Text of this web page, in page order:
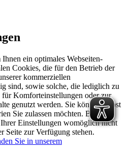
ein optimales Webseiten-
Cookies, die für den Betrieb der
kommerziellen
sind, sowie solche, die lediglich zu
Komforteinstellungen oder zur
genutzt werden. Sie können selbst
Sie zulassen möchten. Bitte
Ihrer Einstellungen womöglich nicht
Seite zur Verfügung stehen.
Sie in unserem